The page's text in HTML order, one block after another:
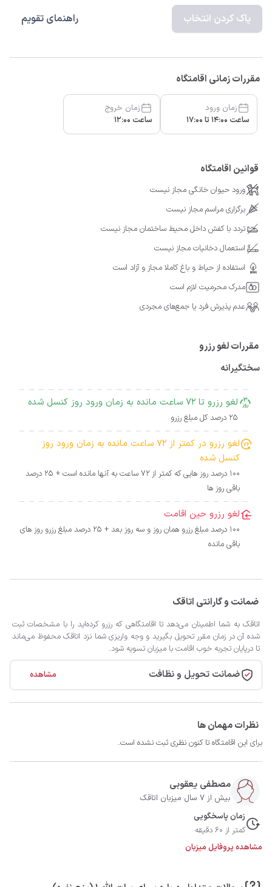
پاک کردن انتخاب راهنمای تقویم
مقررات زمانی اقامتگاه
زمان ورود
ساعت 14:00 تا 17:00
زمان خروج
ساعت 12:00
قوانین اقامتگاه
ورود حیوان خانگی مجاز نیست
برگزاری مراسم مجاز نیست
تردد با کفش داخل محیط ساختمان مجاز نیست
استعمال دخانیات مجاز نیست
استفاده از حیاط و باغ کاملا مجاز و آزاد است
مدرک محرمیت لازم است
عدم پذیرش فرد یا جمع‌های مجردی
مقررات لغو رزرو
سختگیرانه
لغو رزرو تا 72 ساعت مانده به زمان ورود روز کنسل شده
25 درصد کل مبلغ رزرو
لغو رزرو در کمتر از 72 ساعت مانده به زمان ورود روز
کنسل شده
100 درصد روز هایی که کمتر از 72 ساعت به آنها مانده است + 25 درصد
باقی روز ها
لغو رزرو حین اقامت
100 درصد مبلغ رزرو همان روز و سه روز بعد + 25 درصد مبلغ رزرو روز های
باقی مانده
ضمانت و گارانتی اتاقک
اتاقک به شما اطمینان می‌دهد تا اقامتگاهی که رزرو کرده‌اید را با مشخصات ثبت
شده آن در زمان مقرر تحویل بگیرید و وجه واریزی شما نزد اتاقک محفوظ می‌ماند
تا درپایان تجربه خوب اقامت با میزبان تسویه شود.
ضمانت تحویل و نظافت مشاهده
نظرات مهمان ها
برای این اقامتگاه تا کنون نظری ثبت نشده است.
مصطفی یعقوبی
بیش از 7 سال میزبان اتاقک
زمان پاسخگویی
کمتر از 60 دقیقه
مشاهده پروفایل میزبان